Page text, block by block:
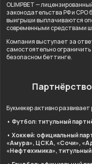
OLIMPBET —
законодательства РФ и СРО
выигрыши выплачиваются
современными средствами
Компания выступает за
самостоятельно
безопасном беттинге.
Букмекер активно развивает
• Футбол: титульный
• Хоккей: официальный
«Амура», ЦСКА, «Сочи»,
«Нефтехимика»,